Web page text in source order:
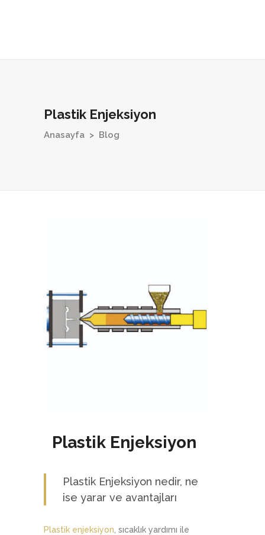
Plastik Enjeksiyon
Anasayfa > Blog
Plastik Enjeksiyon
Plastik Enjeksiyon nedir, ne
ise yarar ve avantajları
Plastik enjeksiyon , sıcaklık yardımı ile